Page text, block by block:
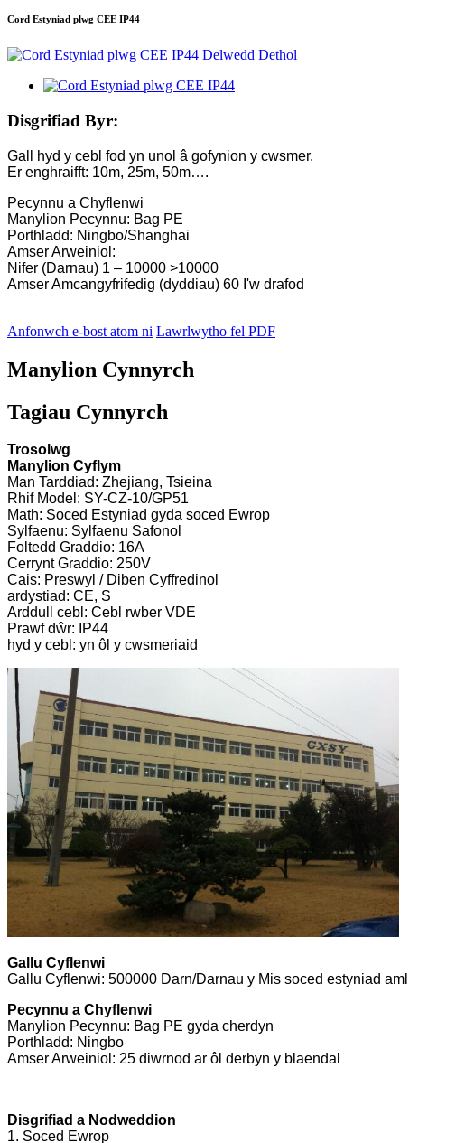
Cord Estyniad plwg CEE IP44
Disgrifiad Byr:
Gall hyd y cebl fod yn unol â gofynion y cwsmer.
Er enghraifft: 10m, 25m, 50m….
Pecynnu a Chyflenwi
Manylion Pecynnu: Bag PE
Porthladd: Ningbo/Shanghai
Amser Arweiniol:
Nifer (Darnau) 1 – 10000 >10000
Amser Amcangyfrifedig (dyddiau) 60 I'w drafod
Anfonwch e-bost atom ni Lawrlwytho fel PDF
Manylion Cynnyrch
Tagiau Cynnyrch
Trosolwg
Manylion Cyflym
Man Tarddiad: Zhejiang, Tsieina
Rhif Model: SY-CZ-10/GP51
Math: Soced Estyniad gyda soced Ewrop
Sylfaenu: Sylfaenu Safonol
Foltedd Graddio: 16A
Cerrynt Graddio: 250V
Cais: Preswyl / Diben Cyffredinol
ardystiad: CE, S
Arddull cebl: Cebl rwber VDE
Prawf dŵr: IP44
hyd y cebl: yn ôl y cwsmeriaid
Gallu Cyflenwi
Gallu Cyflenwi: 500000 Darn/Darnau y Mis soced estyniad aml
Pecynnu a Chyflenwi
Manylion Pecynnu: Bag PE gyda cherdyn
Porthladd: Ningbo
Amser Arweiniol: 25 diwrnod ar ôl derbyn y blaendal
Disgrifiad a Nodweddion
1. Soced Ewrop